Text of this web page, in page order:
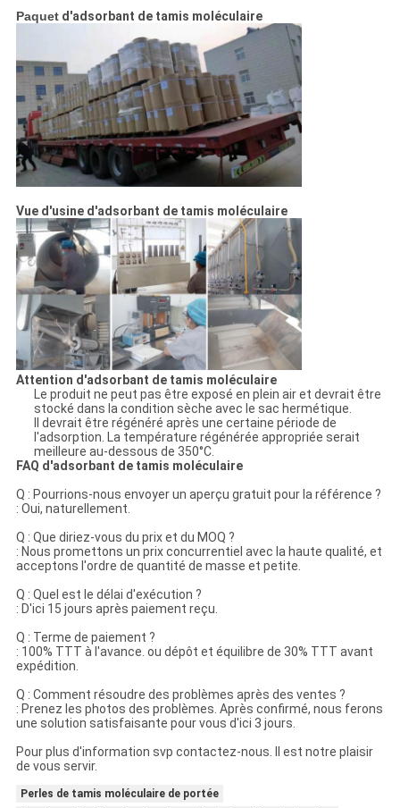
Paquetd'adsorbant de tamis moléculaire
Vue d'usine d'adsorbant de tamis moléculaire
Attention d'adsorbant de tamis moléculaire
Le produit ne peut pas être exposé en plein air et devrait être
stocké dans la condition sèche avec le sac hermétique.
Il devrait être régénéré après une certaine période de
l'adsorption. La température régénérée appropriée serait
meilleure au-dessous de 350°C.
FAQ d'adsorbant de tamis moléculaire
Q : Pourrions-nous envoyer un aperçu gratuit pour la référence ?
: Oui, naturellement.
Q : Que diriez-vous du prix et du MOQ ?
: Nous promettons un prix concurrentiel avec la haute qualité, et
acceptons l'ordre de quantité de masse et petite.
Q : Quel est le délai d'exécution ?
: D'ici 15 jours après paiement reçu.
Q : Terme de paiement ?
: 100% TTT à l'avance. ou dépôt et équilibre de 30% TTT avant
expédition.
Q : Comment résoudre des problèmes après des ventes ?
: Prenez les photos des problèmes. Après confirmé, nous ferons
une solution satisfaisante pour vous d'ici 3 jours.
Pour plus d'information svp contactez-nous. Il est notre plaisir
de vous servir.
Perles de tamis moléculaire de portée